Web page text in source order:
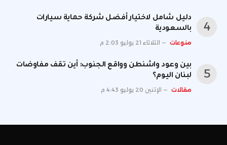
دليل شامل لاختيار أفضل شركة حماية سيارات
بالسعودية
منوعات الثلاثاء 21 يوليو 2:03 م
بين وعود واشنطن وواقع الجنوب: أين تقف مفاوضات
لبنان اليوم؟
مقالات الإثنين 20 يوليو 4:43 م